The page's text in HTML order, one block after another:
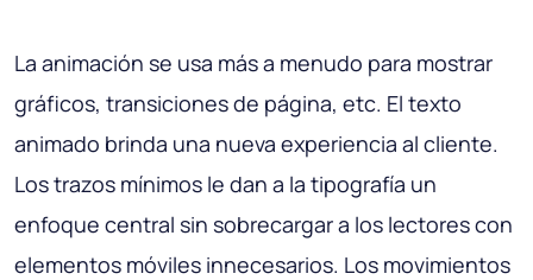
La animación se usa más a menudo para mostrar
gráficos, transiciones de página, etc. El texto
animado brinda una nueva experiencia al cliente.
Los trazos mínimos le dan a la tipografía un
enfoque central sin sobrecargar a los lectores con
elementos móviles innecesarios. Los movimientos